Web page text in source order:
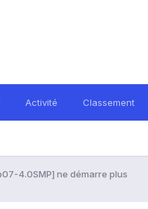
Activité Classement
4.0SMP] ne démarre plus